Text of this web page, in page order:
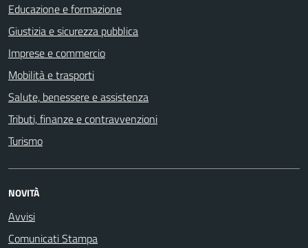
Educazione e formazione
Giustizia e sicurezza pubblica
Imprese e commercio
Mobilità e trasporti
Salute, benessere e assistenza
Tributi, finanze e contravvenzioni
Turismo
NOVITÀ
Avvisi
Comunicati Stampa